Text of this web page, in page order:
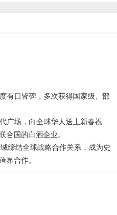
有口皆碑，多次获得国家级、部
广场，向全球华人送上新春祝
合国的白酒企业。
缔结全球战略合作关系，成为史
界合作。